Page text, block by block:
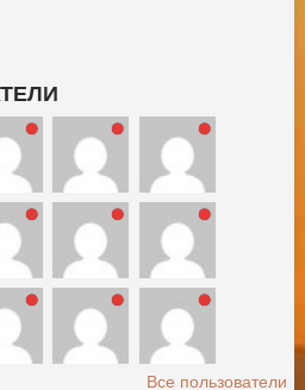
Все пользователи